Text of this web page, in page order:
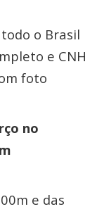
o Brasil
e CNH
foto
no
e das